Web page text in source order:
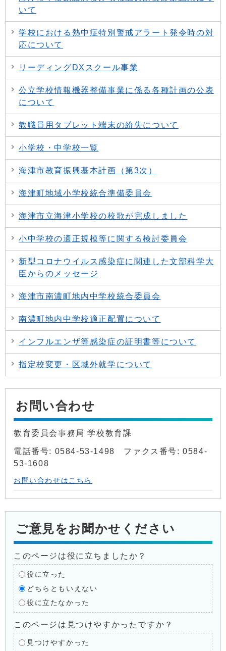
いて
学校における熱中症特別警戒アラート発令時の対
応について
リーディングDXスクール事業
公立学校情報機器整備事業に係る各種計画の公表
について
教職員用タブレット端末の紛失について
小学校・中学校一覧
海津市教育振興基本計画（第3次）
海津町地域小学校統合準備委員会
海津市立海津小学校の校歌が完成しました
小中学校の適正規模等に関する検討委員会
新型コロナウイルス感染症に関連した文部科学大
臣からのメッセージ
海津市南濃町地内中学校統合委員会
南濃町地内中学校適正配置について
インフルエンザ等感染症の証明書等について
指定校変更・区域外就学について
お問い合わせ
教育委員会事務局 学校教育課
電話番号: 0584-53-1498 ファクス番号: 0584-
53-1608
お問い合わせはこちら
ご意見をお聞かせください
このページは役に立ちましたか？
役に立った
どちらともいえない
役に立たなかった
このページは見つけやすかったですか？
見つけやすかった